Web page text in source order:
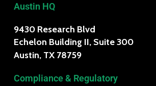
Austin HQ
9430 Research Blvd
Echelon Building II, Suite 300
Austin, TX 78759
Compliance & Regulatory